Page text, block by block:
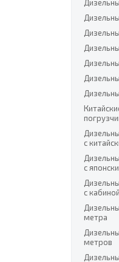
с
с
с кабиной
метра
метров